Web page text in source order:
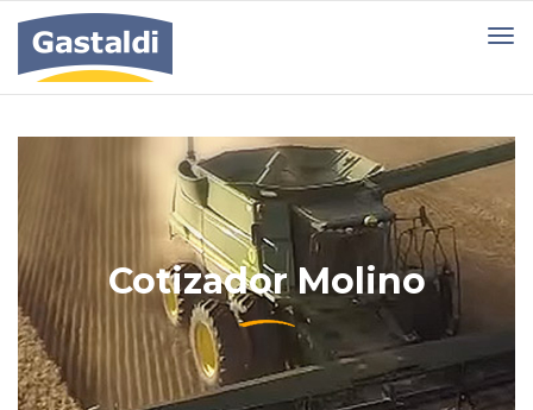
Cotizador Molino